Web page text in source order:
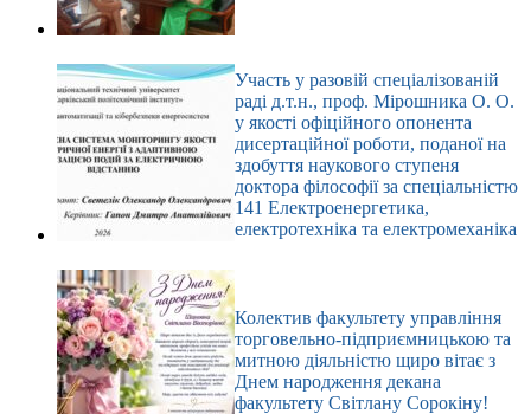
Участь у разовій спеціалізованій
раді д.т.н., проф. Мірошника О. О.
у якості офіційного опонента
дисертаційної роботи, поданої на
здобуття наукового ступеня
доктора філософії за спеціальністю
141 Електроенергетика,
електротехніка та електромеханіка
Колектив факультету управління
торговельно-підприємницькою та
митною діяльністю щиро вітає з
Днем народження декана
факультету Світлану Сорокіну!